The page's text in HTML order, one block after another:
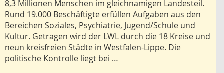
8,3 Millionen Menschen im gleichnamigen Landesteil.
Rund 19.000 Beschäftigte erfüllen Aufgaben aus den
Bereichen Soziales, Psychiatrie, Jugend/Schule und
Kultur. Getragen wird der LWL durch die 18 Kreise und
neun kreisfreien Städte in Westfalen-Lippe. Die
politische Kontrolle liegt bei …